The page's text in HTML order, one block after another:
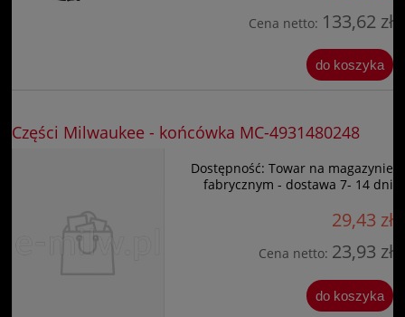
Cena netto: 133,62 zł
do koszyka
Części Milwaukee - końcówka MC-4931480248
Dostępność: Towar na magazynie
fabrycznym - dostawa 7- 14 dni
29,43 zł
Cena netto: 23,93 zł
do koszyka